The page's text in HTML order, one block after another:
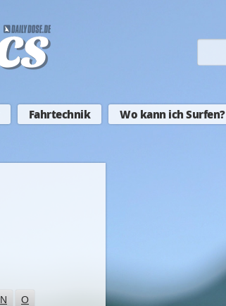
Fahrtechnik Wo kann ich Surfen?
N O